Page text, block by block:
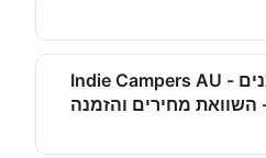
השכרת קרוואנים - Indie Campers AU
השוואת מחירים והזמנה